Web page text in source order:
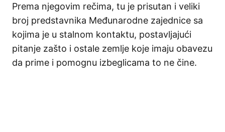
Prema njegovim rečima, tu je prisutan i veliki
broj predstavnika Međunarodne zajednice sa
kojima je u stalnom kontaktu, postavljajući
pitanje zašto i ostale zemlje koje imaju obavezu
da prime i pomognu izbeglicama to ne čine.